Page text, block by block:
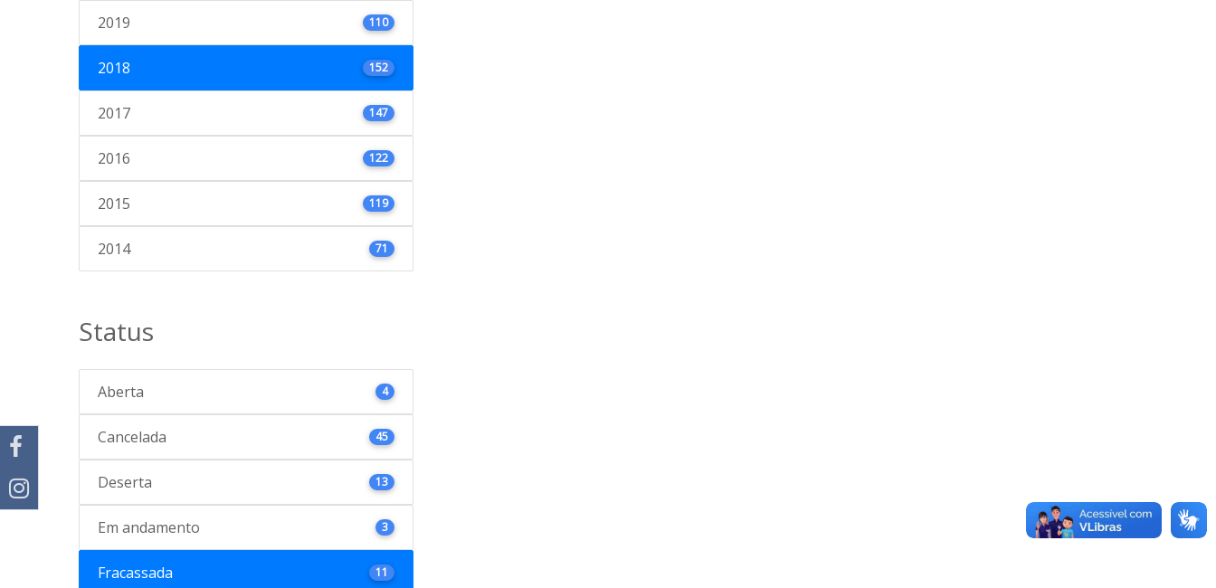
2019 110
2018 152
2017 147
2016 122
2015 119
2014 71
Status
Aberta 4
Cancelada 45
Deserta 13
Em andamento 3
Fracassada 11